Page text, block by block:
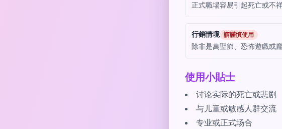
正式職場容易引起死亡或不
行銷情境 請謹慎使用
除非是萬聖節、恐怖遊戲或
使用小貼士
讨论实际的死亡或悲剧
与儿童或敏感人群交流
专业或正式场合